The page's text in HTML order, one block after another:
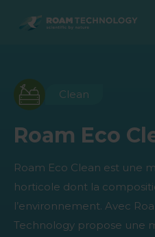
ROAM
Agro Solutions
Produits
Tous les cas
Livestock Solutions
Produits
Tous les cas
Industrial
Produits
Tous les cas
Medical Support
Produits Medical
Tous les cas
Clean
Roam Eco
Roam Eco Clean est une
horticole dont la
l’environnement. Avec
Technology propose une